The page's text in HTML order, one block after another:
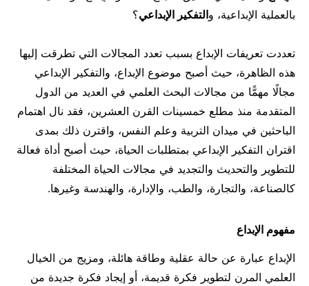
بالعملية الإبداعية، والتفكير الإبداعي؟
تعددت تعريفات الإبداع بسبب تعدد المجالات التي تطرقت إليها
هذه الظاهرة، حيث أصبح موضوع الإبداع، والتفكير الإبداعي
مجالًا مهمًّا من مجالات البحث العلمي في العديد من الدول
المتقدمة منذ مطلع خمسينات القرن العشرين، فقد نال اهتمام
الباحثين في ميدان التربية وعلم النفس، واقترن ذلك بمدى
اقتران التفكير الإبداعي بمتطلبات الحياة، حيث أصبح أداة فعالة
للتطوير والتحديث والتجديد في مجالات الحياة المختلفة
كالصناعة، والتجارة، والطب، والإدارة، والهندسة وغيرها.
مفهوم الإبداع
الإبداع عبارة عن حالة عقلية وطاقة هائلة، ومزيج من الخيال
العلمي المرن لتطوير فكرة قديمة، أو إيجاد فكرة جديدة من